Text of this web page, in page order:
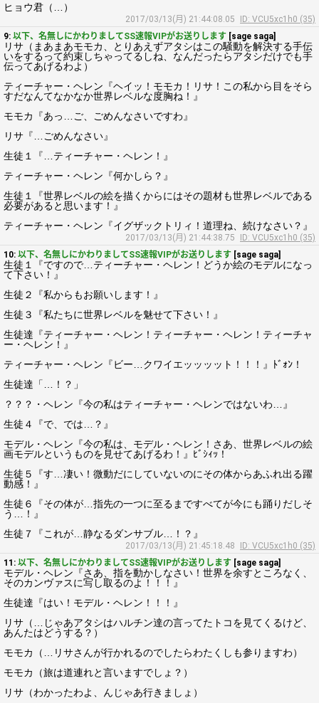
ヒョウ君（…）
2017/03/13(月) 21:44:08.05
ID: VCU5xc1h0 (35)
9: 以下、名無しにかわりましてSS速報VIPがお送りします [sage saga]
リサ（まあまあモモカ、とりあえずアタシはこの騒動を解決する手伝
いをするって約束しちゃってるしね、なんだったらアタシだけでも手
伝ってあげるわよ）
ティーチャー・ヘレン『ヘイッ！モモカ！リサ！この私から目をそら
すだなんてなかなか世界レベルな度胸ね！』
モモカ『あっ…ご、ごめんなさいですわ』
リサ『…ごめんなさい』
生徒１『…ティーチャー・ヘレン！』
ティーチャー・ヘレン『何かしら？』
生徒１『世界レベルの絵を描くからにはその題材も世界レベルである
必要があると思います！』
ティーチャー・ヘレン『イグザックトリィ！道理ね、続けなさい？』
2017/03/13(月) 21:44:38.75
ID: VCU5xc1h0 (35)
10: 以下、名無しにかわりましてSS速報VIPがお送りします [sage saga]
生徒１『ですので…ティーチャー・ヘレン！どうか絵のモデルになっ
て下さい！』
生徒２『私からもお願いします！』
生徒３『私たちに世界レベルを魅せて下さい！』
生徒達『ティーチャー・ヘレン！ティーチャー・ヘレン！ティーチャ
ー・ヘレン！』
ティーチャー・ヘレン『ビー…クワイエッッッット！！！』ﾄﾞｫﾝ！
生徒達「…！？」
？？？・ヘレン『今の私はティーチャー・ヘレンではないわ…』
生徒４『で、では…？』
モデル・ヘレン『今の私は、モデル・ヘレン！さあ、世界レベルの絵
画モデルというものを見せてあげるわ！』ﾋﾞｼｨｯ！
生徒５『す…凄い！微動だにしていないのにその体からあふれ出る躍
動感！』
生徒６『その体が…指先の一つに至るまですべてが今にも踊りだしそ
う…！』
生徒７『これが…静なるダンサブル…！？』
2017/03/13(月) 21:45:18.48
ID: VCU5xc1h0 (35)
11: 以下、名無しにかわりましてSS速報VIPがお送りします [sage saga]
モデル・ヘレン『さあ、指を動かしなさい！世界を余すところなく、
そのカンヴァスに写し取るのよ！！！』
生徒達『はい！モデル・ヘレン！！！』
リサ（…じゃあアタシはハルチン達の言ってたトコを見てくるけど、
あんたはどうする？）
モモカ（…リサさんが行かれるのでしたらわたくしも参りますわ）
モモカ（旅は道連れと言いますでしょ？）
リサ（わかったわよ、んじゃあ行きましょ）